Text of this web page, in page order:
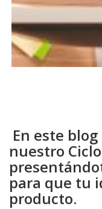
En este
nuestro
para que tu
producto.